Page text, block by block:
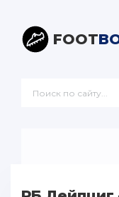
FOOT